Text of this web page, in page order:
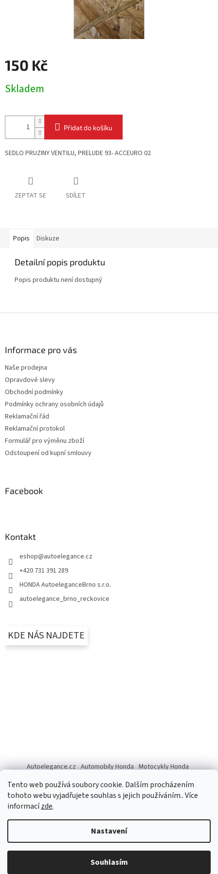
Tento web používá soubory cookie. Dalším procházením
tohoto webu vyjadřujete souhlas s jejich používáním.. Více
informacízde.
Nastavení
Souhlasím
150 Kč
cena:
Skladem
Přidat do košíku
SEDLO PRUZINY VENTILU, PRELUDE 93- ACCEURO 02
ZEPTAT SE SDÍLET
Popis Diskuze
Detailní popis produktu
Popis produktu není dostupný
Informace pro vás
Naše prodejna
Opravdové slevy
Obchodní podmínky
Podmínky ochrany osobních údajů
Reklamační řád
Reklamační protokol
Formulář pro výměnu zboží
Odstoupení od kupní smlouvy
Facebook
Kontakt
eshop@autoelegance.cz
+420 731 391 289
HONDA AutoeleganceBrno s.r.o.
autoelegance_brno_reckovice
KDE NÁS NAJDETE
Autoelegance.cz Automobily Honda Motocykly Honda
Copyright 2026Autoelegance Brno s.r.o.. Všechna práva
vyhrazena.